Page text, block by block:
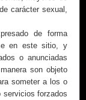
carácter sexual,
de forma
en este sitio, y
o anunciadas
son objeto
someter a los o
servicios forzados
8AM A 11PM
tarjetas